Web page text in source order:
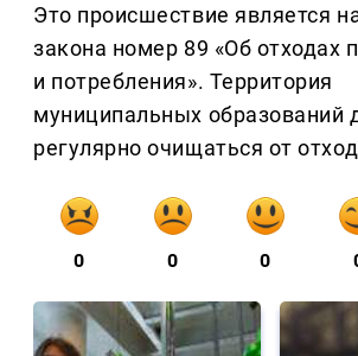
Это происшествие является
закона номер 89 «Об отходах
и потребления». Территория
муниципальных образований
регулярно очищаться от
0 0 0